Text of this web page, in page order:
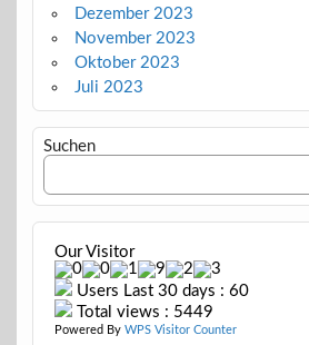
Dezember 2023
November 2023
Oktober 2023
Juli 2023
Suchen
Our Visitor
Users Last 30 days : 60
Total views : 5449
Powered By WPS Visitor Counter